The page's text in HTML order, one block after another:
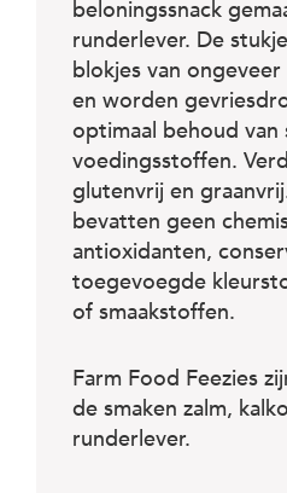
beloningssnack
runderlever. De
blokjes van
en worden
optimaal behoud van
voedingsstoffen.
glutenvrij en
bevatten geen
antioxidanten,
toegevoegde
of smaakstoffen.
Farm Food Feezies
de smaken zalm,
runderlever.